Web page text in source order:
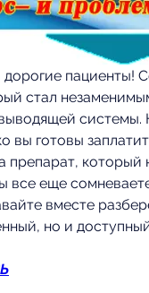
пациенты!
стал
системы.
вы готовы
препарат,
все еще
вместе
но и